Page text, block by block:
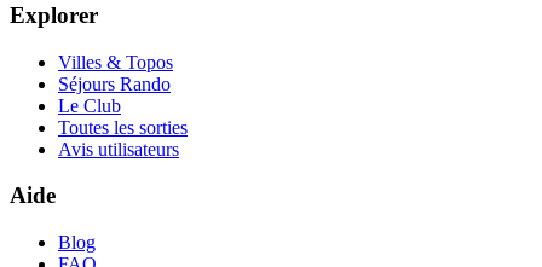
Explorer
Villes & Topos
Séjours Rando
Le Club
Toutes les sorties
Avis utilisateurs
Aide
Blog